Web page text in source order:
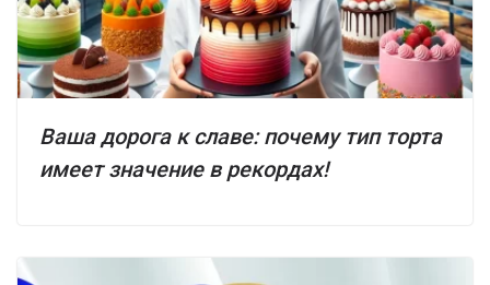
Ваша дорога к славе: почему тип торта
имеет значение в рекордах!